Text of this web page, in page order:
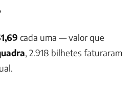
cada uma — valor que
, 2.918 bilhetes faturaram